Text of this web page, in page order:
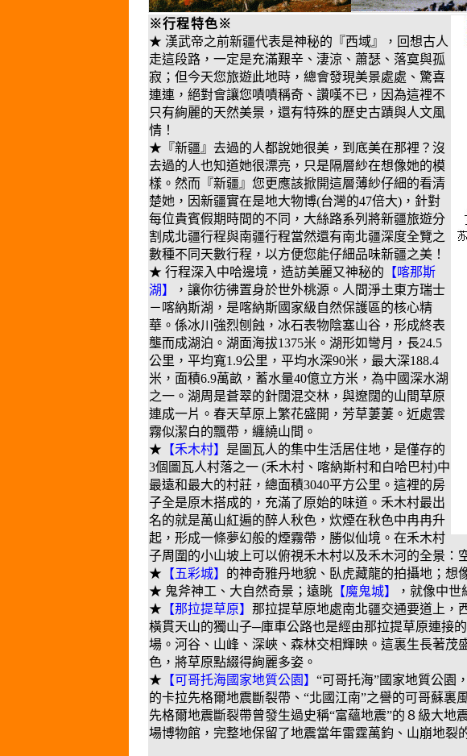
※行程特色※
★ 漢武帝之前新疆代表是神秘的『西域』，回想古人
走這段路，一定是充滿艱辛、淒涼、蕭瑟、落寞與孤
寂；但今天您旅遊此地時，總會發現美景處處、驚喜
連連，絕對會讓您嘖嘖稱奇、讚嘆不已，因為這裡不
只有絢麗的天然美景，還有特殊的歷史古蹟與人文風
情！
★『新疆』去過的人都說她很美，到底美在那裡？沒
去過的人也知道她很漂亮，只是隔層紗在想像她的模
樣。然而『新疆』您更應該掀開這層薄紗仔細的看清
楚她，因新疆實在是地大物博(台灣的47倍大)，針對
每位貴賓假期時間的不同，大絲路系列將新疆旅遊分
割成北疆行程與南疆行程當然還有南北疆深度全覽之
數種不同天數行程，以方便您能仔細品味新疆之美！
★ 行程深入中哈邊境，造訪美麗又神秘的 【喀那斯
湖】
，讓你彷彿置身於世外桃源。人間淨土東方瑞士
－喀納斯湖，是喀納斯國家級自然保護區的核心精
華。係冰川強烈刨蝕，冰石表物陰塞山谷，形成終表
壟而成湖泊。湖面海拔1375米。湖形如彎月，長24.5
公里，平均寬1.9公里，平均水深90米，最大深188.4
米，面積6.9萬畝，蓄水量40億立方米，為中國深水湖
之一。湖周是蒼翠的針闊混交林，與遼闊的山間草原
連成一片。春天草原上繁花盛開，芳草萋萋。近處雲
霧似潔白的飄帶，纏繞山間。
★ 【禾木村】 是圖瓦人的集中生活居住地，是僅存的
3個圖瓦人村落之一 (禾木村、喀納斯村和白哈巴村)中
最遠和最大的村莊，總面積3040平方公里。這裡的房
子全是原木搭成的，充滿了原始的味道。禾木村最出
名的就是萬山紅遍的醉人秋色，炊煙在秋色中冉冉升
起，形成一條夢幻般的煙霧帶，勝似仙境。在禾木村
子周圍的小山坡上可以俯視禾木村以及禾木河的全景
★ 【五彩城】 的神奇雅丹地貌、臥虎藏龍的拍攝地；想
★ 鬼斧神工、大自然奇景；遠眺【魔鬼城】
，就像中
★ 【那拉提草原】 那拉提草原地處南北疆交通要道上，
橫貫天山的獨山子─庫車公路也是經由那拉提草原連接
場。河谷、山峰、深峽、森林交相輝映。這裏生長著
色，將草原點綴得絢麗多姿。
★ 【可哥托海國家地質公園】 “可哥托海”國家地質公園
的卡拉先格爾地震斷裂帶、“北國江南”之譽的可哥蘇裏
先格爾地震斷裂帶曾發生過史稱“富蘊地震”的８級大
場博物館，完整地保留了地震當年雷霆萬鈞、山崩地裂